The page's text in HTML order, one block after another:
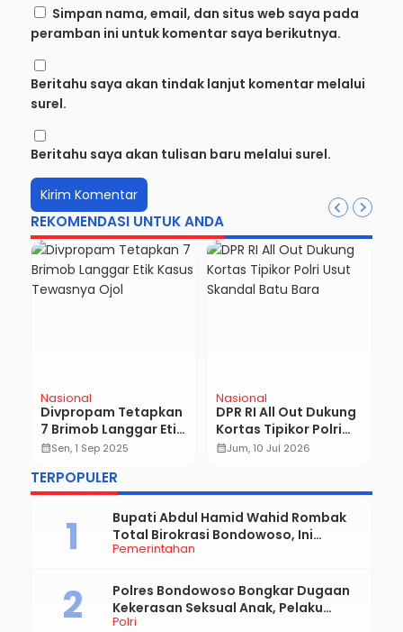
Simpan nama, email, dan situs web saya pada
peramban ini untuk komentar saya berikutnya.
Beritahu saya akan tindak lanjut komentar melalui
surel.
Beritahu saya akan tulisan baru melalui surel.
REKOMENDASI UNTUK ANDA
Nasional
Divpropam Tetapkan
7 Brimob Langgar Etik
Kasus Tewasnya Ojol
calendar_monthSen, 1 Sep 2025
Nasional
DPR RI All Out Dukung
Kortas Tipikor Polri
Usut Skandal Batu
calendar_monthJum, 10 Jul 2026
TERPOPULER
Pemerintahan
Bupati Abdul Hamid Wahid Rombak
Total Birokrasi Bondowoso, Ini
Daftar Pejabat Yang Resmi Dilantik
Polri
Polres Bondowoso Bongkar Dugaan
Kekerasan Seksual Anak, Pelaku
Diduga Ayah Kandung